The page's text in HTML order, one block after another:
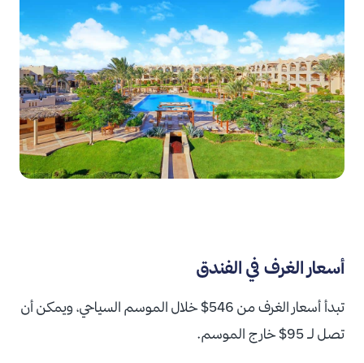
أسعار الغرف في الفندق
تبدأ أسعار الغرف من 546$ خلال الموسم السياحي، ويمكن أن
تصل لـ 95$ خارج الموسم.